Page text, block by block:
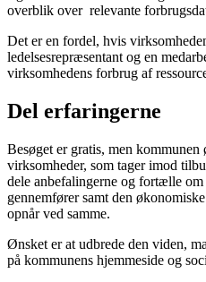
overblik over relevante
Det er en fordel, hvis
ledelsesrepræsentant og en
virksomhedens forbrug af
Del erfaringerne
Besøget er gratis, men
virksomheder, som tager imod
dele anbefalingerne og fortælle
gennemfører samt den
opnår ved samme.
Ønsket er at udbrede den viden,
på kommunens hjemmeside og